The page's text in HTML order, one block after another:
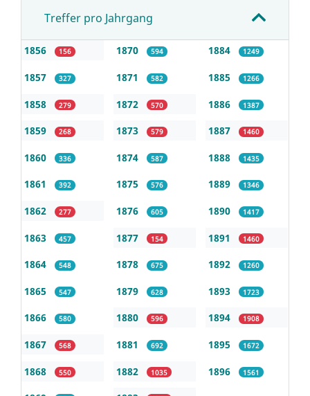
Treffer pro Jahrgang
1856 156
1857 327
1858 279
1859 268
1860 336
1861 392
1862 277
1863 457
1864 548
1865 547
1866 580
1867 568
1868 550
1870 594
1871 582
1872 570
1873 579
1874 587
1875 576
1876 605
1877 154
1878 675
1879 628
1880 596
1881 692
1882 1035
1884 1249
1885 1266
1886 1387
1887 1460
1888 1435
1889 1346
1890 1417
1891 1460
1892 1260
1893 1723
1894 1908
1895 1672
1896 1561